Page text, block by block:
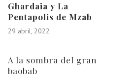
Ghardaia y La
Pentapolis de Mzab
29 abril, 2022
A la sombra del gran
baobab